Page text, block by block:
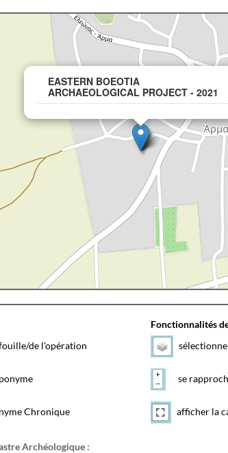
EASTERN BOEOTIA
ARCHAEOLOGICAL PROJECT - 2021
de l'opération
Chronique
Fonctionnalités
se
afficher la
Archéologique :